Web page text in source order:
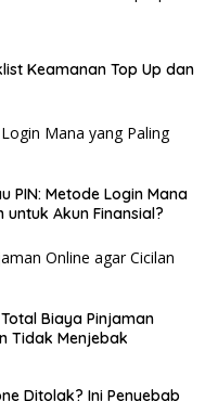
Keamanan Top Up dan
PIN: Metode Login Mana
untuk Akun Finansial?
Biaya Pinjaman
Tidak Menjebak
Ditolak? Ini Penyebab